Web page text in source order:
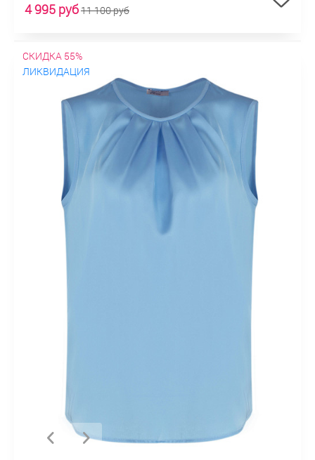
4 995 руб11 100 руб
СКИДКА 55%
ЛИКВИДАЦИЯ